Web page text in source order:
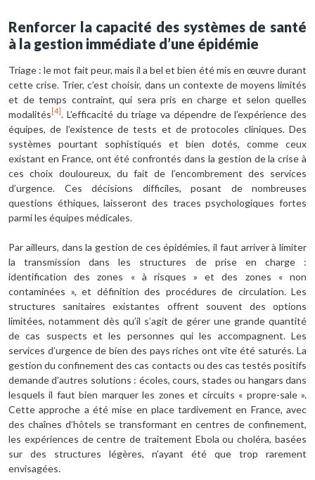
Renforcer la capacité des systèmes de santé
à la gestion immédiate d’une épidémie
Triage : le mot fait peur, mais il a bel et bien été mis en œuvre durant
cette crise. Trier, c’est choisir, dans un contexte de moyens limités
et de temps contraint, qui sera pris en charge et selon quelles
modalités [4] . L’efficacité du triage va dépendre de l’expérience des
équipes, de l’existence de tests et de protocoles cliniques. Des
systèmes pourtant sophistiqués et bien dotés, comme ceux
existant en France, ont été confrontés dans la gestion de la crise à
ces choix douloureux, du fait de l’encombrement des services
d’urgence. Ces décisions difficiles, posant de nombreuses
questions éthiques, laisseront des traces psychologiques fortes
parmi les équipes médicales.
Par ailleurs, dans la gestion de ces épidémies, il faut arriver à limiter
la transmission dans les structures de prise en charge :
identification des zones « à risques » et des zones « non
contaminées », et définition des procédures de circulation. Les
structures sanitaires existantes offrent souvent des options
limitées, notamment dès qu’il s’agit de gérer une grande quantité
de cas suspects et les personnes qui les accompagnent. Les
services d’urgence de bien des pays riches ont vite été saturés. La
gestion du confinement des cas contacts ou des cas testés positifs
demande d’autres solutions : écoles, cours, stades ou hangars dans
lesquels il faut bien marquer les zones et circuits « propre-sale ».
Cette approche a été mise en place tardivement en France, avec
des chaînes d’hôtels se transformant en centres de confinement,
les expériences de centre de traitement Ebola ou choléra, basées
sur des structures légères, n’ayant été que trop rarement
envisagées.